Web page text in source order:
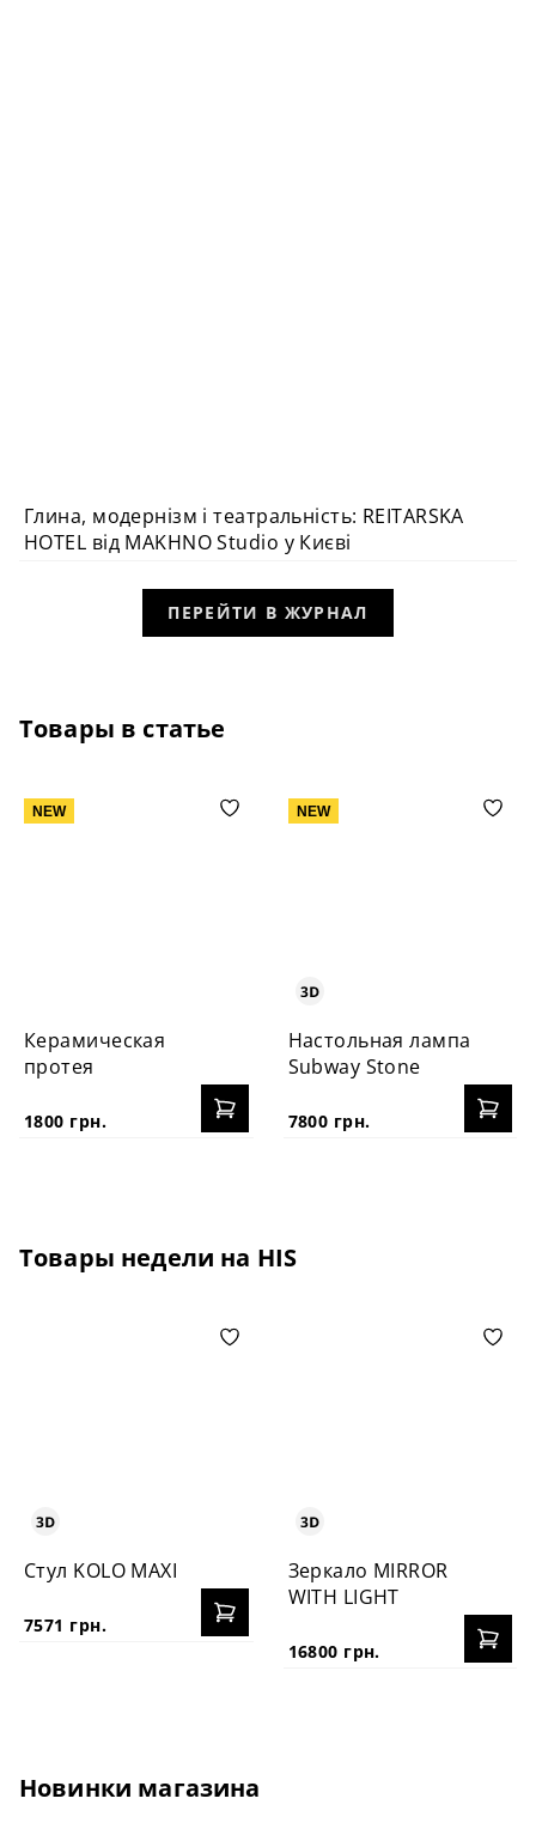
ДИЗАЙН У ПОДОРОЖАХ
Глина, модернізм і театральність: REITARSKA
HOTEL від MAKHNO Studio у Києві
ПЕРЕЙТИ В ЖУРНАЛ
Товары в статье
NEW
Керамическая
протея
1800 грн.
NEW
Настольная лампа
Subway Stone
7800 грн.
Товары недели на HIS
Стул KOLO MAXI
7571 грн.
Зеркало MIRROR
WITH LIGHT
16800 грн.
Новинки магазина